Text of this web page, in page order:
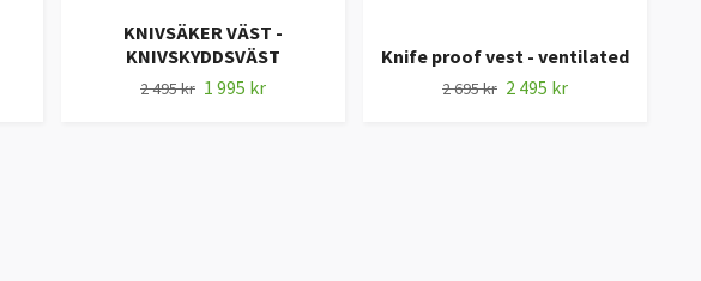
KNIVSÄKER VÄST -
KNIVSKYDDSVÄST
2 495 kr 1 995 kr
Knife proof vest - ventilated
2 695 kr 2 495 kr